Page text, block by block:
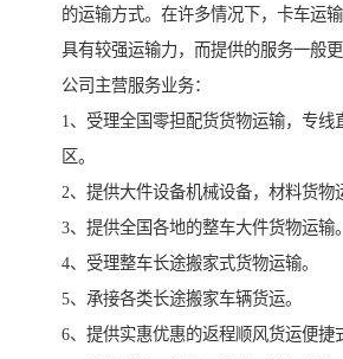
的运输方式。在许多情况下，卡车运
具有较强运输力，而提供的服务一般更
公司主营服务业务：
1、受理全国零担配货货物运输，专线
区。
2、提供大件设备机械设备，材料货物
3、提供全国各地的整车大件货物运输。
4、受理整车长途搬家式货物运输。
5、承接各类长途搬家车辆货运。
6、提供实惠优惠的返程顺风货运便捷